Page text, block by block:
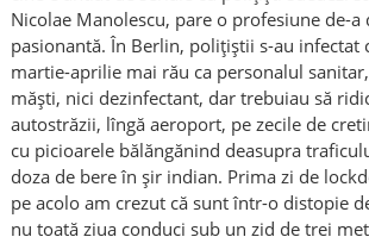
Nicolae Manolescu, pare o profesiune de-a
pasionantă. În Berlin, polițiștii s-au infectat
martie-aprilie mai rău ca personalul
măști, nici dezinfectant, dar trebuiau să
autostrăzii, lîngă aeroport, pe zecile de
cu picioarele bălăngănind deasupra
doza de bere în șir indian. Prima zi de
pe acolo am crezut că sunt într-o distopie
nu toată ziua conduci sub un zid de trei